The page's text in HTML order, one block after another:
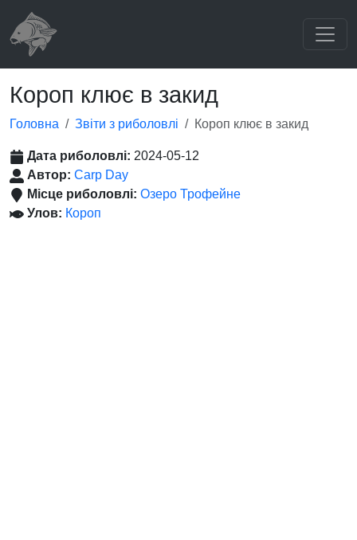
Короп клює в закид
Головна Звіти з риболовлі Короп клює в закид
Дата риболовлі: 2024-05-12
Автор: Carp Day
Місце риболовлі: Озеро Трофейне
Улов: Короп